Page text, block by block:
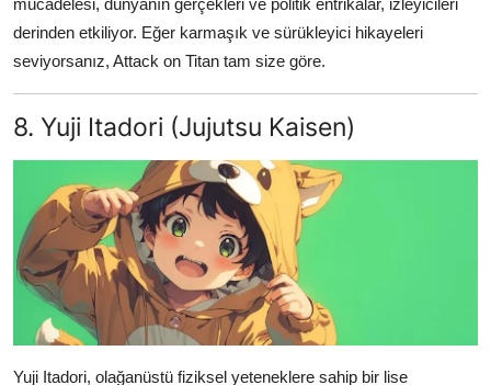
mücadelesi, dünyanın gerçekleri ve politik entrikalar, izleyicileri
derinden etkiliyor. Eğer karmaşık ve sürükleyici hikayeleri
seviyorsanız, Attack on Titan tam size göre.
8. Yuji Itadori (Jujutsu Kaisen)
Yuji Itadori, olağanüstü fiziksel yeteneklere sahip bir lise